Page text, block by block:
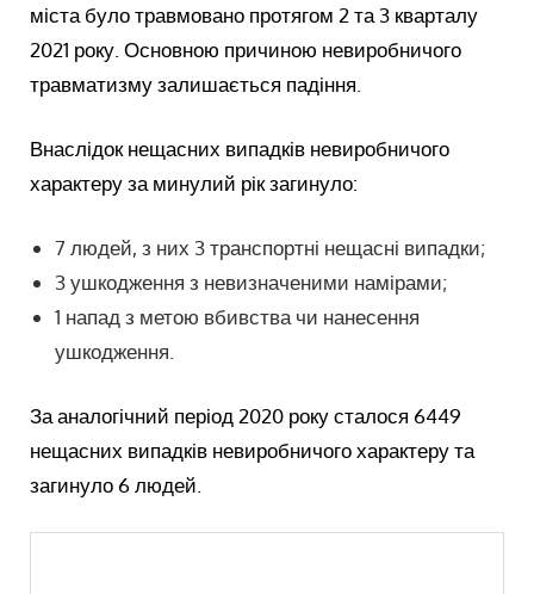
міста було травмовано протягом 2 та 3 кварталу
2021 року. Основною причиною невиробничого
травматизму залишається падіння.
Внаслідок нещасних випадків невиробничого
характеру за минулий рік загинуло:
7 людей, з них 3 транспортні нещасні випадки;
3 ушкодження з невизначеними намірами;
1 напад з метою вбивства чи нанесення
ушкодження.
За аналогічний період 2020 року сталося 6449
нещасних випадків невиробничого характеру та
загинуло 6 людей.